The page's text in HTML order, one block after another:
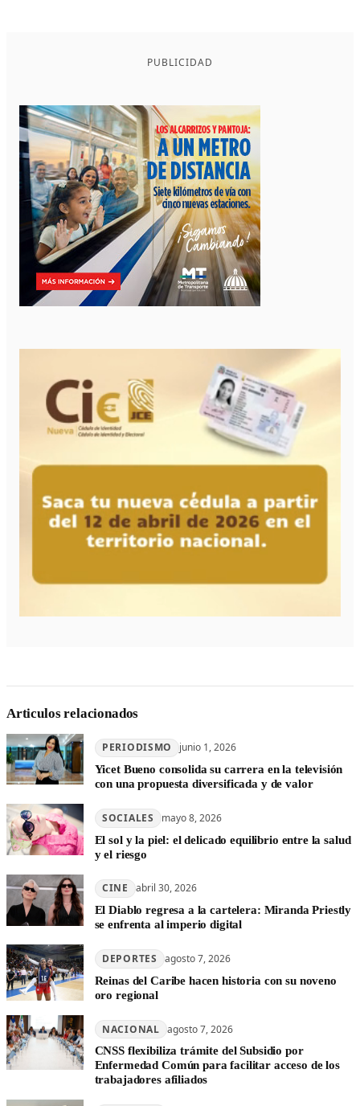
PUBLICIDAD
Articulos relacionados
PERIODISMO junio 1, 2026
Yicet Bueno consolida su carrera en la televisión
con una propuesta diversificada y de valor
SOCIALES mayo 8, 2026
El sol y la piel: el delicado equilibrio entre la salud
y el riesgo
CINE abril 30, 2026
El Diablo regresa a la cartelera: Miranda Priestly
se enfrenta al imperio digital
DEPORTES agosto 7, 2026
Reinas del Caribe hacen historia con su noveno
oro regional
NACIONAL agosto 7, 2026
CNSS flexibiliza trámite del Subsidio por
Enfermedad Común para facilitar acceso de los
trabajadores afiliados